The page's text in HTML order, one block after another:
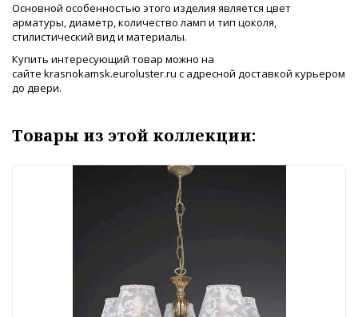
Основной особенностью этого изделия является цвет
арматуры, диаметр, количество ламп и тип цоколя,
стилистический вид и материалы.
Купить интересующий товар можно на
сайте krasnokamsk.euroluster.ru с адресной доставкой курьером
до двери.
Товары из этой коллекции: